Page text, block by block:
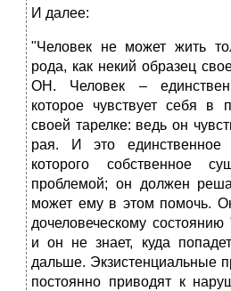
И далее:
"Человек не может жить
рода, как некий образец
ОН. Человек –
которое чувствует себя в
своей тарелке: ведь он
рая. И это единственное
которого собственное
проблемой; он должен
может ему в этом помочь.
дочеловеческому
и он не знает, куда
дальше. Экзистенциальные
постоянно приводят к